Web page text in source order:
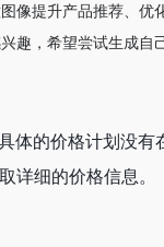
像提升产品推荐、优
趣，希望尝试生成自
体的价格计划没
详细的价格信息。